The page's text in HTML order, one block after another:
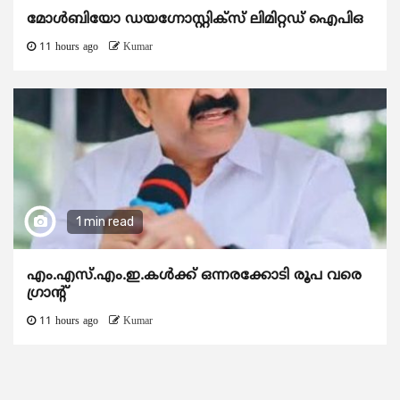
മോൾബിയോ ഡയഗ്നോസ്റ്റിക്സ് ലിമിറ്റഡ് ഐപിഒ
11 hours ago Kumar
1 min read
എം.എസ്.എം.ഇ.കൾക്ക് ഒന്നരക്കോടി രൂപ വരെ
ഗ്രാന്റ്
11 hours ago Kumar